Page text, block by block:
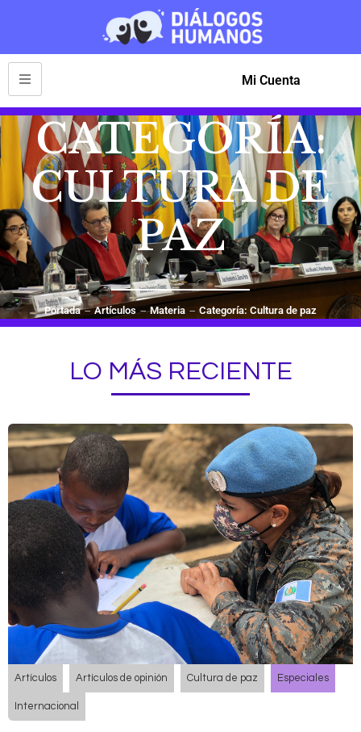
Mi Cuenta
CATEGORÍA:
CULTURA DE
PAZ
Portada Artículos Materia Categoría: Cultura de paz
LO MÁS RECIENTE
Artículos Artículos de opinión Cultura de paz Especiales
Internacional